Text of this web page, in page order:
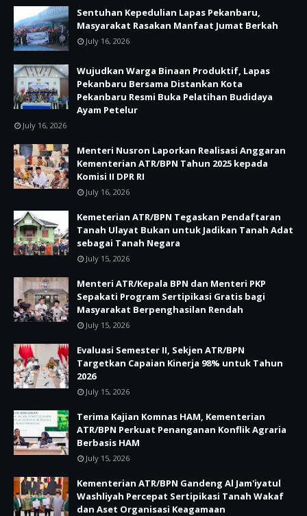
Sentuhan Kepedulian Lapas Pekanbaru,
Masyarakat Rasakan Manfaat Jumat Berkah
July 16, 2026
Wujudkan Warga Binaan Produktif, Lapas
Pekanbaru Bersama Distankan Kota
Pekanbaru Resmi Buka Pelatihan Budidaya
Ayam Petelur
July 16, 2026
Menteri Nusron Laporkan Realisasi Anggaran
Kementerian ATR/BPN Tahun 2025 kepada
Komisi II DPR RI
July 16, 2026
Kemeterian ATR/BPN Tegaskan Pendaftaran
Tanah Ulayat Bukan untuk Jadikan Tanah Adat
sebagai Tanah Negara
July 15, 2026
Menteri ATR/Kepala BPN dan Menteri PKP
Sepakati Program Sertipikasi Gratis bagi
Masyarakat Berpenghasilan Rendah
July 15, 2026
Evaluasi Semester II, Sekjen ATR/BPN
Targetkan Capaian Kinerja 98% untuk Tahun
2026
July 15, 2026
Terima Kajian Komnas HAM, Kementerian
ATR/BPN Perkuat Penanganan Konflik Agraria
Berbasis HAM
July 15, 2026
Kementerian ATR/BPN Gandeng Al Jam'iyatul
Washliyah Percepat Sertipikasi Tanah Wakaf
dan Aset Organisasi Keagamaan